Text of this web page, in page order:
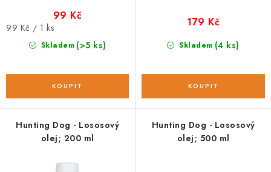
Skladem (>5 ks)
99 Kč
Měrná
99 Kč / 1 ks
Skladem (4 ks)
179 Kč
Hunting Dog - Lososový
olej; 200 ml
Hunting Dog - Lososový
olej; 500 ml